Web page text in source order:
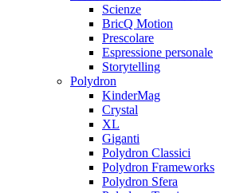
Scienze
BricQ Motion
Prescolare
Espressione personale
Storytelling
Polydron
KinderMag
Crystal
XL
Giganti
Polydron Classici
Polydron Frameworks
Polydron Sfera